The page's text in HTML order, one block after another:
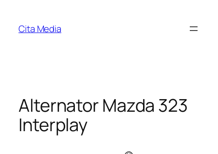
content
Cita Media
Alternator Mazda 323
Interplay